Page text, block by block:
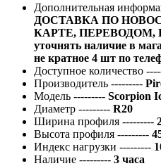
Дополнительная
ДОСТАВКА ПО
КАРТЕ, ПЕРЕВОДОМ,
уточнять наличие в
не кратное 4 шт по
Доступное количество
Производитель ---------
Модель --------- Scorpion
Диаметр --------- R20
Ширина профиля ---------
Высота профиля ---------
Индекс нагрузки ---------
Наличие --------- 3 часа